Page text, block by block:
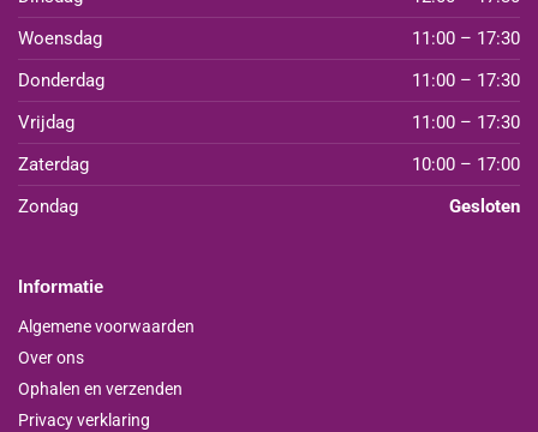
Woensdag
11:00 – 17:30
Donderdag
11:00 – 17:30
Vrijdag
11:00 – 17:30
Zaterdag
10:00 – 17:00
Zondag
Gesloten
Informatie
Algemene voorwaarden
Over ons
Ophalen en verzenden
Privacy verklaring